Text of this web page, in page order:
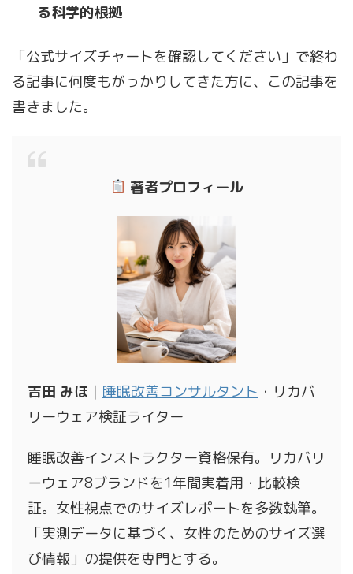
る科学的根拠
「公式サイズチャートを確認してください」で終わ
る記事に何度もがっかりしてきた方に、この記事を
書きました。
著者プロフィール
吉田 みほ ｜ 睡眠改善コンサルタント ・リカバ
リーウェア検証ライター
睡眠改善インストラクター資格保有。リカバリ
ーウェア8ブランドを1年間実着用・比較検
証。女性視点でのサイズレポートを多数執筆。
「実測データに基づく、女性のためのサイズ選
び情報」の提供を専門とする。